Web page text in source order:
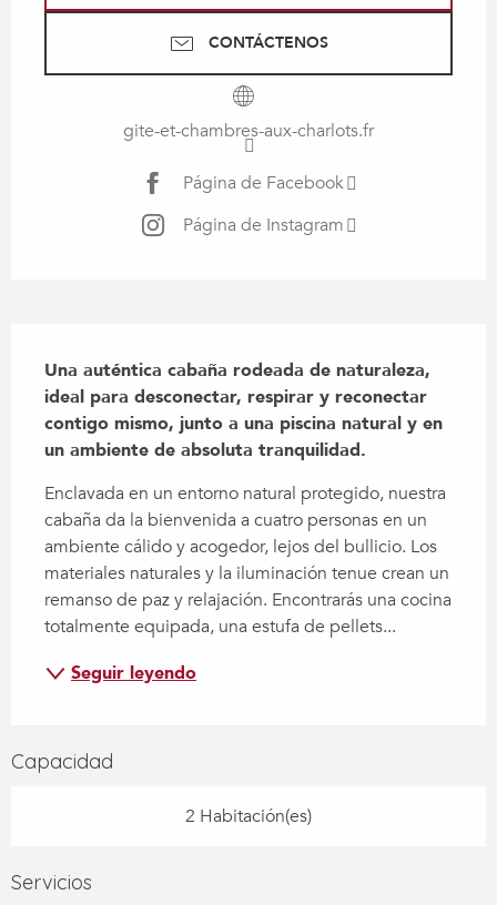
CONTÁCTENOS
gite-et-chambres-aux-charlots.fr
Página de Facebook
Página de Instagram
Una auténtica cabaña rodeada de naturaleza,
ideal para desconectar, respirar y reconectar
contigo mismo, junto a una piscina natural y en
un ambiente de absoluta tranquilidad.
Enclavada en un entorno natural protegido, nuestra
cabaña da la bienvenida a cuatro personas en un
ambiente cálido y acogedor, lejos del bullicio. Los
materiales naturales y la iluminación tenue crean un
remanso de paz y relajación. Encontrarás una cocina
totalmente equipada, una estufa de pellets...
Seguir leyendo
Capacidad
2 Habitación(es)
Servicios